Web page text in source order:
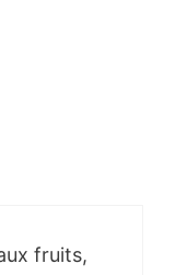
fruits,